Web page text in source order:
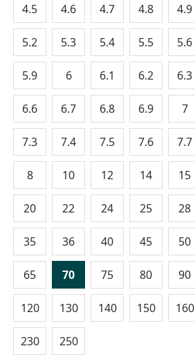
4.5 4.6 4.7 4.8 4.9
5.2 5.3 5.4 5.5 5.6
5.9 6 6.1 6.2 6.3
6.6 6.7 6.8 6.9 7
7.3 7.4 7.5 7.6 7.7
8 10 12 14 15
20 22 24 25 28
35 36 40 45 50
65 70 75 80 90
120 130 140 150 160
230 250